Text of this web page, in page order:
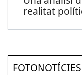
realitat
FOTONOTÍCIES